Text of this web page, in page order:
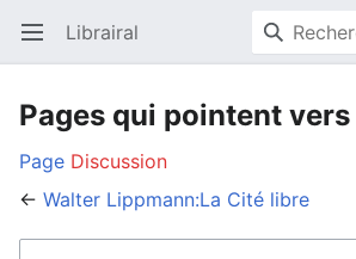
Ouvrir le menu principal Librairal
Pages qui pointent
Page Discussion
←Walter Lippmann:La Cité libre